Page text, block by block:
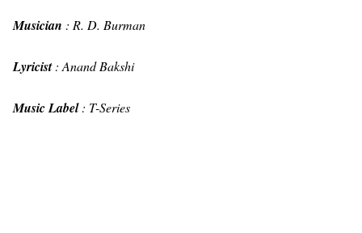
Musician : R. D. Burman
Lyricist: Anand Bakshi
Music Label: T-Series